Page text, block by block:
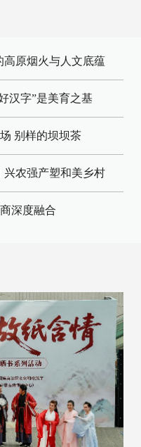
高原烟火与人文底蕴
汉字”是美育之基
别样的坝坝茶
兴农强产塑和美乡村
深度融合